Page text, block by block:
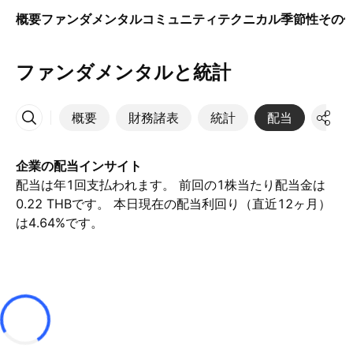
概要ファンダメンタルコミュニティテクニカル季節性その
ファンダメンタルと統計
概要 財務諸表 統計 配当 決算
その他
企業の配当インサイト
配当は年1回支払われます。 前回の1株当たり配当金は
0.22 THBです。 本日現在の配当利回り（直近12ヶ月）
は4.64%です。